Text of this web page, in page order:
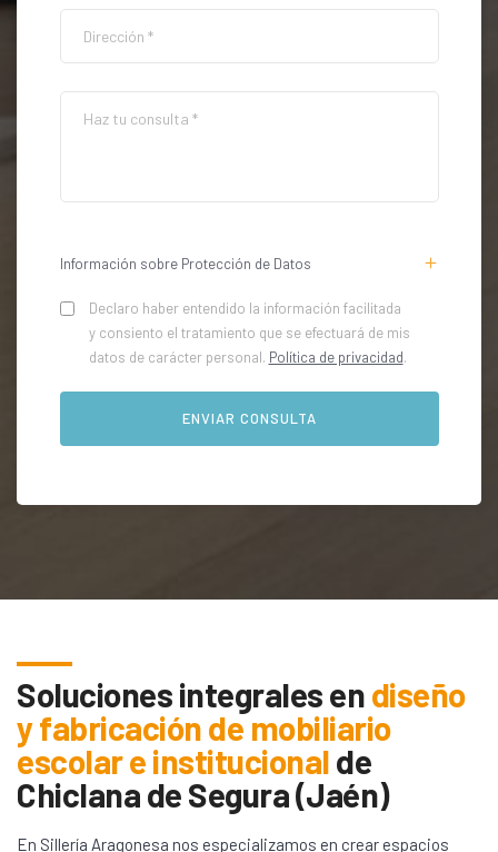
Información sobre Protección de Datos
Declaro haber entendido la información facilitada
y consiento el tratamiento que se efectuará de mis
datos de carácter personal. Política de privacidad.
Soluciones integrales endiseño
y fabricación de mobiliario
escolar e institucionalde
Chiclana de Segura (Jaén)
En Sillería Aragonesa nos especializamos en crear espacios